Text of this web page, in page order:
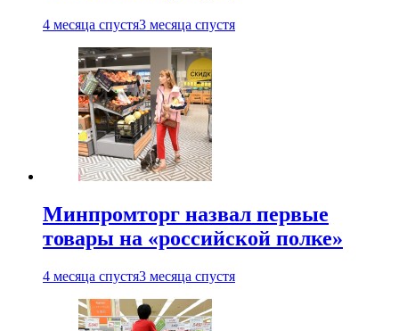
4 месяца спустя3 месяца спустя
Минпромторг назвал первые
товары на «российской полке»
4 месяца спустя3 месяца спустя